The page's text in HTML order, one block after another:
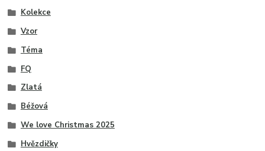
Kolekce
Vzor
Téma
FQ
Zlatá
Béžová
We love Christmas 2025
Hvězdičky